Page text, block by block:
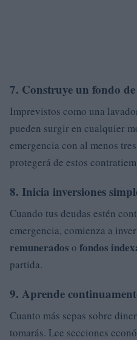
7. Construye un fondo
Imprevistos como una
pueden surgir en cualquier
emergencia con al menos
protegerá de estos
8. Inicia inversiones
Cuando tus deudas estén
emergencia, comienza a
remunerados o fondos
partida.
9. Aprende
Cuanto más sepas sobre
tomarás. Lee secciones